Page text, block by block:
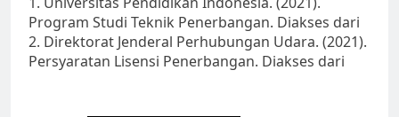
Program Studi Teknik Penerbangan. Diakses dari
2. Direktorat Jenderal Perhubungan Udara. (2021).
Persyaratan Lisensi Penerbangan. Diakses dari